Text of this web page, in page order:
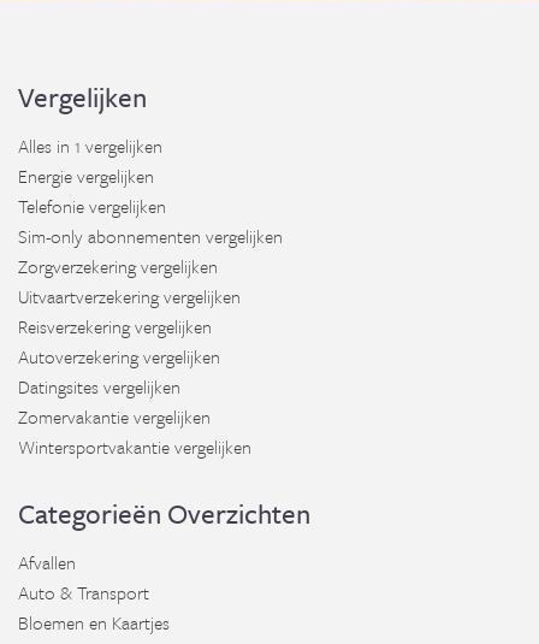
Vergelijken
Alles in 1 vergelijken
Energie vergelijken
Telefonie vergelijken
Sim-only abonnementen vergelijken
Zorgverzekering vergelijken
Uitvaartverzekering vergelijken
Reisverzekering vergelijken
Autoverzekering vergelijken
Datingsites vergelijken
Zomervakantie vergelijken
Wintersportvakantie vergelijken
Categorieën Overzichten
Afvallen
Auto & Transport
Bloemen en Kaartjes